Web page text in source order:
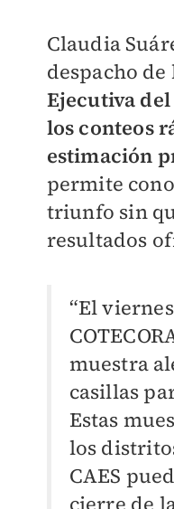
Claudia
despacho de
Ejecutiva
los conteos
estimación
permite
triunfo sin
resultados
“El
muestra
casillas
Estas
los
CAES